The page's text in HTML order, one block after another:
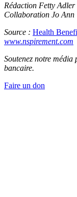
Rédaction Fetty Adler
Collaboration Jo Ann
Source : Health
www.nspirement.com
Soutenez notre
bancaire.
Faire un don